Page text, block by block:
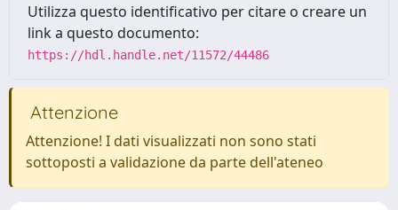
Utilizza questo identificativo per citare o creare un
link a questo documento:
https://hdl.handle.net/11572/44486
Attenzione
Attenzione! I dati visualizzati non sono stati
sottoposti a validazione da parte dell'ateneo